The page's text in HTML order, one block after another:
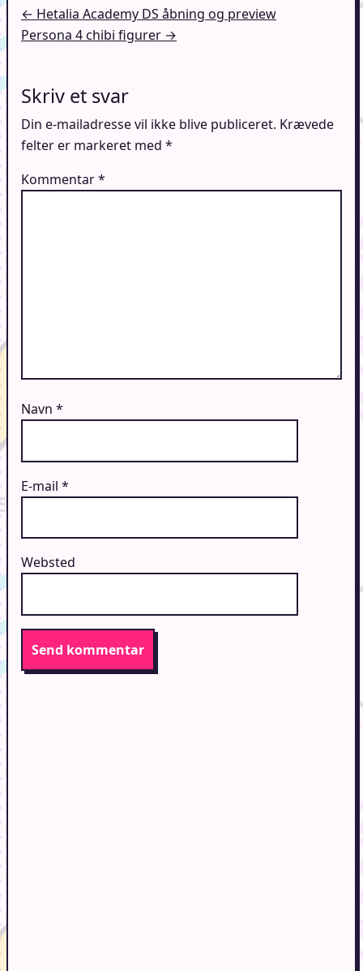
Indlægsnavigation
← Hetalia Academy DS åbning og preview
Persona 4 chibi figurer →
Skriv et svar
Din e-mailadresse vil ikke blive publiceret. Krævede
felter er markeret med *
Kommentar*
Navn *
E-mail *
Websted